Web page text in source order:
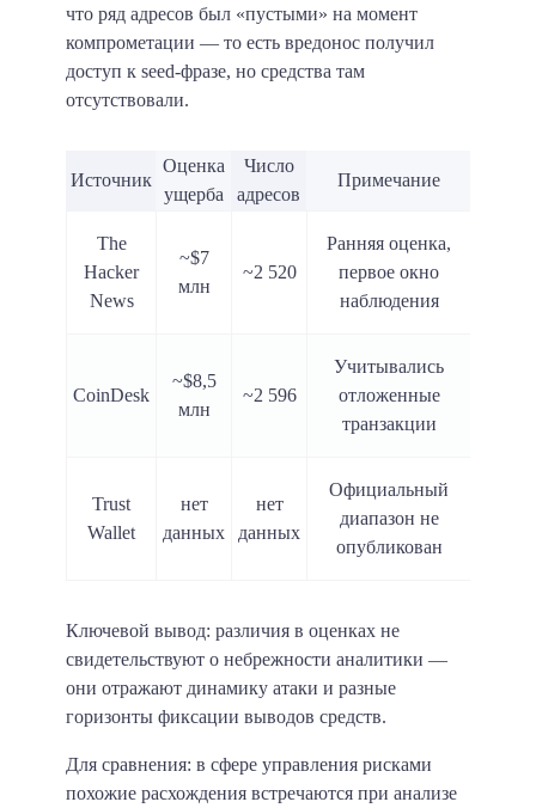
что ряд адресов был «пустыми» на момент
компрометации — то есть вредонос получил
доступ к seed-фразе, но средства там
отсутствовали.
Источник
Оценка
ущерба
Число
адресов
Примечание
The
Hacker
News
~$7
млн
~2 520
Ранняя оценка,
первое окно
наблюдения
CoinDesk
~$8,5
млн
~2 596
Учитывались
отложенные
транзакции
Trust
Wallet
нет
данных
нет
данных
Официальный
диапазон не
опубликован
Ключевой вывод: различия в оценках не
свидетельствуют о небрежности аналитики —
они отражают динамику атаки и разные
горизонты фиксации выводов средств.
Для сравнения: в сфере управления рисками
похожие расхождения встречаются при анализе